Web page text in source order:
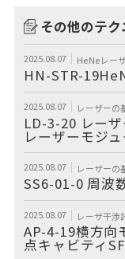
その他のテ
2025.08.07 HeNeレー
HN-STR-
2025.08.07 レーザーの
LD-3-20 レー
レーザーモジ
2025.08.07 レーザーの
SS6-01-0 周波
2025.08.07 レーザ干渉
AP-4-19横方向
点キャビティ